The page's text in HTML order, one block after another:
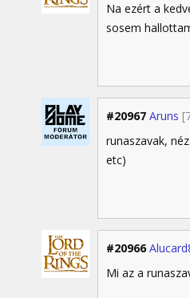
Na ezért a
sosem
#20967 Aruns
runaszavak,
etc)
#20966
Mi az a